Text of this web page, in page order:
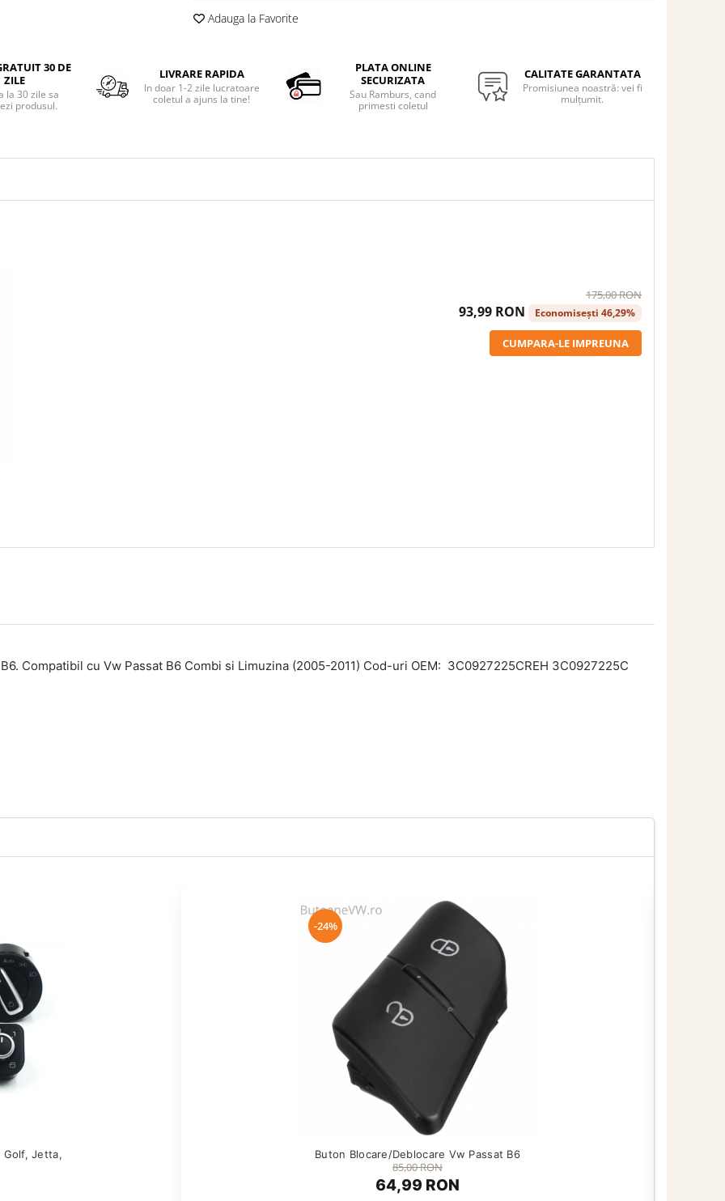
Adauga la Favorite
30 DE
ZILE
la 30 zile sa
produsul.
LIVRARE RAPIDA
In doar 1-2 zile lucratoare
coletul a ajuns la tine!
PLATA ONLINE
SECURIZATA
Sau Ramburs, cand
primesti coletul
CALITATE GARANTATA
Promisiunea noastră: vei fi
mulțumit.
175,00 RON
93,99 RON Economisești 46,29%
CUMPARA-LE IMPREUNA
Compatibil cu Vw Passat B6 Combi si Limuzina (2005-2011) Cod-uri OEM: 3C0927225CREH 3C0927225C
Golf, Jetta,
-24%
Buton Blocare/Deblocare Vw Passat B6
85,00 RON
64,99 RON